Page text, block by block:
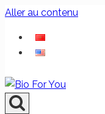
Aller au contenu